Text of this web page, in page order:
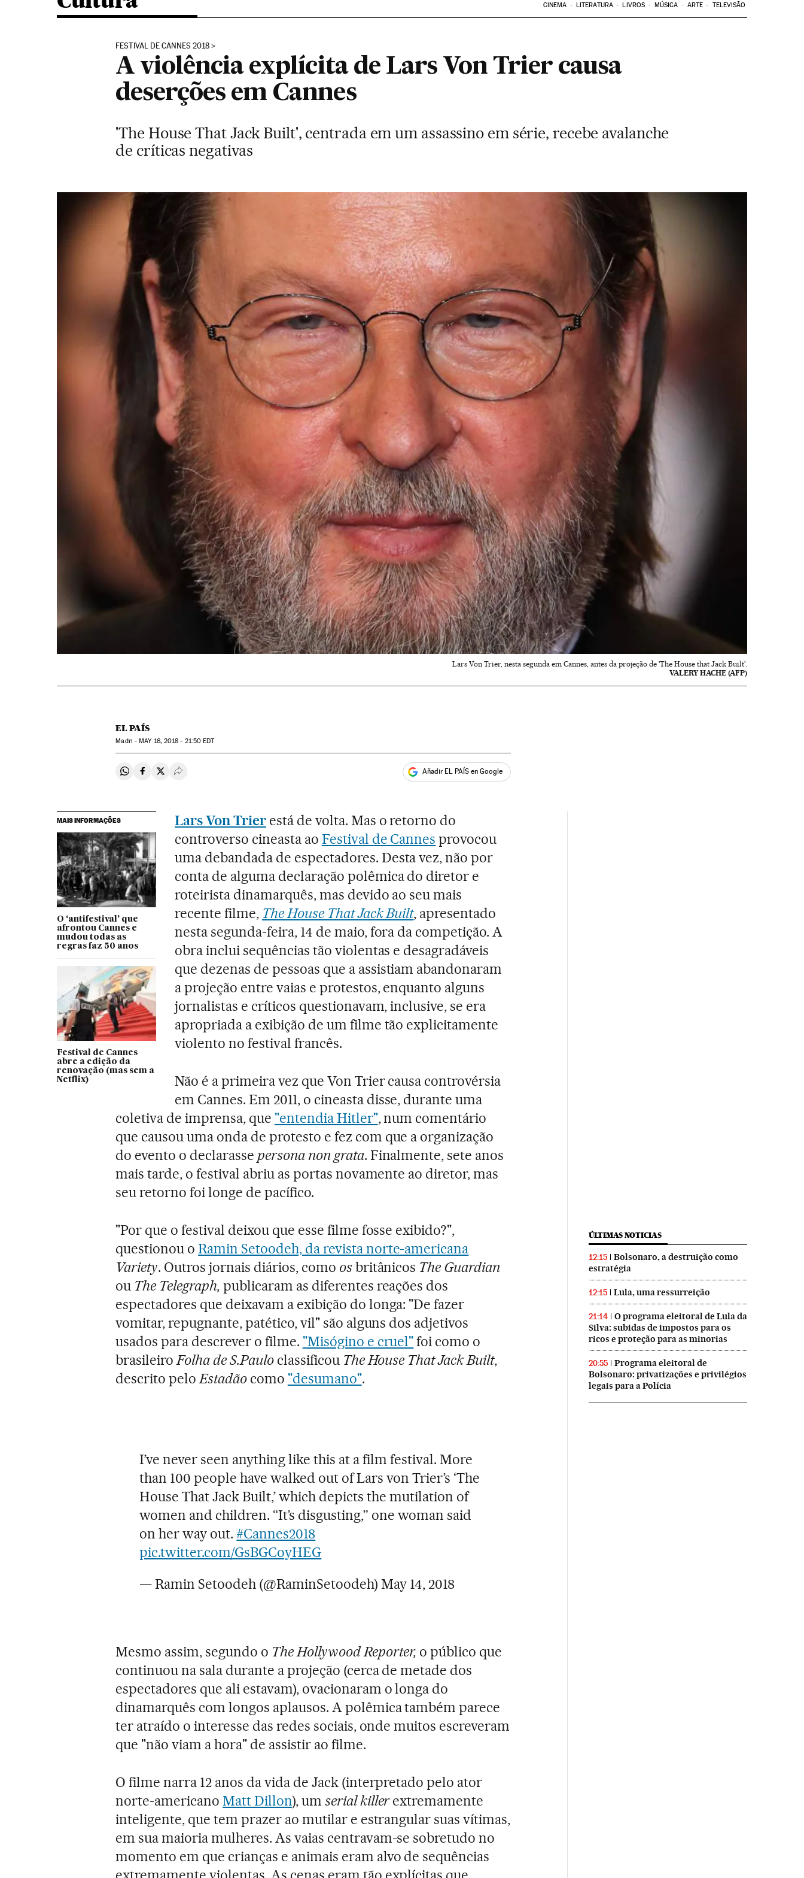
CINEMA LITERATURA LIVROS MÚSICA ARTE TELEVISÃO
FESTIVAL DE CANNES 2018
A violência explícita de Lars Von Trier causa
deserções em Cannes
'The House That Jack Built', centrada em um assassino em série, recebe avalanche
de críticas negativas
Lars Von Trier, nesta segunda em Cannes, antes da projeção de 'The House that Jack Built'.
VALERY HACHE (AFP)
EL PAÍS
Madri -MAY16, 2018 - 21:50 EDT
Compartir en Whatsapp
Compartir en Facebook
Compartir en Twitter
Desplegar Redes Sociales Añadir EL PAÍS en Google
MAIS INFORMAÇÕES
O ‘antifestival’ que
afrontou Cannes e
mudou todas as
regras faz 50 anos
Festival de Cannes
abre a edição da
renovação (mas sem a
Netflix)
Lars Von Trier está de volta. Mas o retorno do
controverso cineasta ao Festival de Cannes provocou
uma debandada de espectadores. Desta vez, não por
conta de alguma declaração polêmica do diretor e
roteirista dinamarquês, mas devido ao seu mais
recente filme, The House That Jack Built, apresentado
nesta segunda-feira, 14 de maio, fora da competição. A
obra inclui sequências tão violentas e desagradáveis
que dezenas de pessoas que a assistiam abandonaram
a projeção entre vaias e protestos, enquanto alguns
jornalistas e críticos questionavam, inclusive, se era
apropriada a exibição de um filme tão explicitamente
violento no festival francês.
Não é a primeira vez que Von Trier causa controvérsia
em Cannes. Em 2011, o cineasta disse, durante uma
coletiva de imprensa, que "entendia Hitler", num comentário
que causou uma onda de protesto e fez com que a organização
do evento o declarasse persona non grata. Finalmente, sete anos
mais tarde, o festival abriu as portas novamente ao diretor, mas
seu retorno foi longe de pacífico.
"Por que o festival deixou que esse filme fosse exibido?",
questionou oRamin Setoodeh, da revista norte-americana
Variety. Outros jornais diários, como osbritânicos The Guardian
ou The Telegraph, publicaram as diferentes reações dos
espectadores que deixavam a exibição do longa: "De fazer
vomitar, repugnante, patético, vil" são alguns dos adjetivos
usados para descrever o filme. "Misógino e cruel"foi como o
brasileiroFolha de S.Pauloclassificou The House That Jack Built,
descrito peloEstadãocomo "desumano".
I’ve never seen anything like this at a film festival. More
than 100 people have walked out of Lars von Trier’s ‘The
House That Jack Built,’ which depicts the mutilation of
women and children. “It’s disgusting,” one woman said
on her way out. #Cannes2018
pic.twitter.com/GsBGCoyHEG
— Ramin Setoodeh (@RaminSetoodeh)May 14, 2018
Mesmo assim, segundo o The Hollywood Reporter, o público que
continuou na sala durante a projeção (cerca de metade dos
espectadores que ali estavam), ovacionaram o longa do
dinamarquês com longos aplausos. A polêmica também parece
ter atraído o interesse das redes sociais, onde muitos escreveram
que "não viam a hora" de assistir ao filme.
O filme narra 12 anos da vida de Jack (interpretado pelo ator
norte-americanoMatt Dillon), um serial killerextremamente
inteligente, que tem prazer ao mutilar e estrangular suas vítimas,
em sua maioria mulheres. As vaias centravam-se sobretudo no
momento em que crianças e animais eram alvo de sequências
ÚLTIMAS NOTICIAS
12:15
Bolsonaro, a destruição como
estratégia
12:15 Lula, uma ressurreição
21:14
O programa eleitoral de Lula da
Silva: subidas de impostos para os
ricos e proteção para as minorias
20:55
Programa eleitoral de
Bolsonaro: privatizações e privilégios
legais para a Polícia